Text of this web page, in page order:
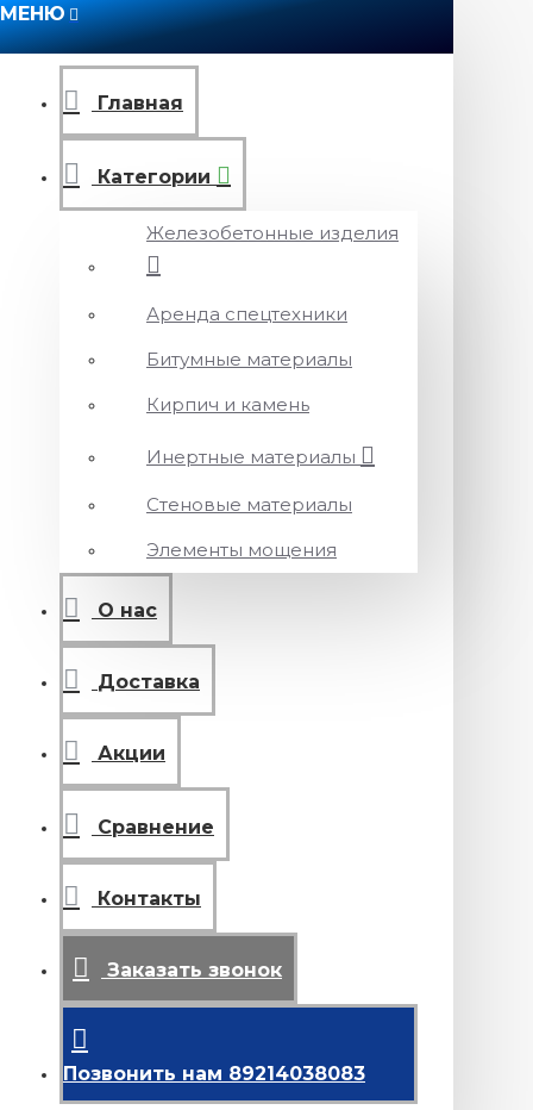
МЕНЮ
Главная
Категории
Железобетонные изделия
Аренда спецтехники
Битумные материалы
Кирпич и камень
Инертные материалы
Стеновые материалы
Элементы мощения
О нас
Доставка
Акции
Сравнение
Контакты
Заказать звонок
Позвонить нам 89214038083